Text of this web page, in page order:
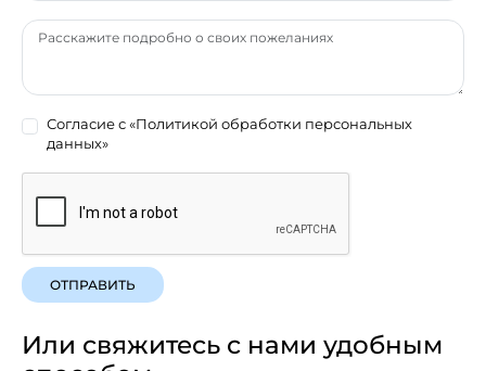
Согласие с«Политикой обработки персональных
данных»
ОТПРАВИТЬ
Или свяжитесь с нами удобным